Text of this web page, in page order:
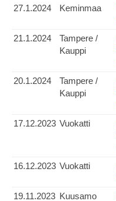
27.1.2024
Keminmaa
21.1.2024
Tampere /
Kauppi
20.1.2024
Tampere /
Kauppi
17.12.2023 Vuokatti
16.12.2023 Vuokatti
19.11.2023 Kuusamo